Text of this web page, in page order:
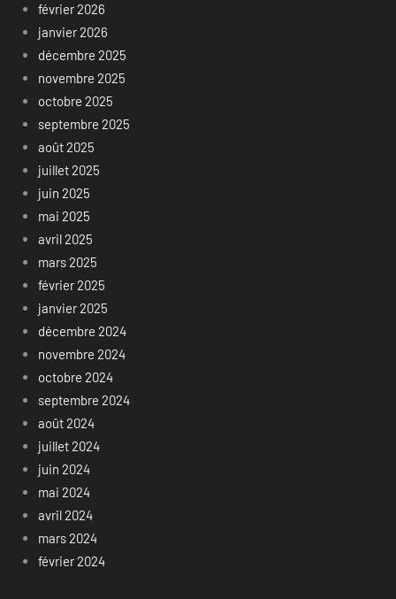
février 2026
janvier 2026
décembre 2025
novembre 2025
octobre 2025
septembre 2025
août 2025
juillet 2025
juin 2025
mai 2025
avril 2025
mars 2025
février 2025
janvier 2025
décembre 2024
novembre 2024
octobre 2024
septembre 2024
août 2024
juillet 2024
juin 2024
mai 2024
avril 2024
mars 2024
février 2024